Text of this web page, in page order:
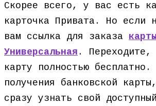
Скорее всего, у вас есть
карточка Привата. Но если
вам ссылка для заказа карты
Универсальная . Переходите,
карту полностью бесплатно.
получения банковской
сразу узнать свой